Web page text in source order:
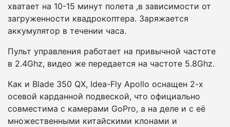
хватает на 10-15 минут полета ,в зависимости от
загруженности квадрокоптера. Заряжается
аккумулятор в течении часа.
Пульт управления работает на привычной частоте
в 2.4Ghz, видео же передается на частоте 5.8Ghz.
Как и Blade 350 QX, Idea-Fly Apollo оснащен 2-х
осевой карданной подвеской, что официально
совместима с камерами GoPro, а на деле и с её
множественными китайскими клонами и